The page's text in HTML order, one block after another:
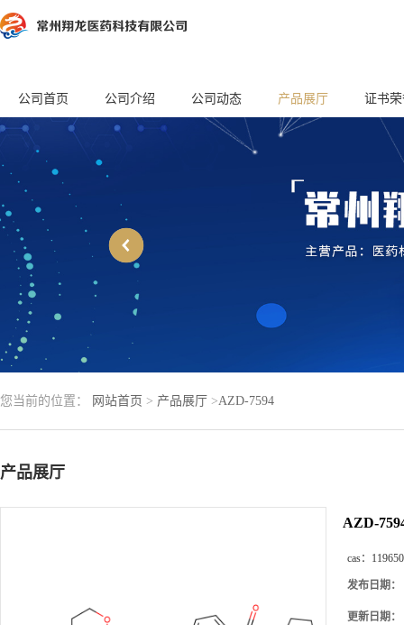
公司首页 公司介绍 公司动态 产品展厅 证书
您当前的位置： 网站首页 > 产品展厅 >AZD-7594
产品展厅
AZD-
cas：
发布日期：
更新日期：